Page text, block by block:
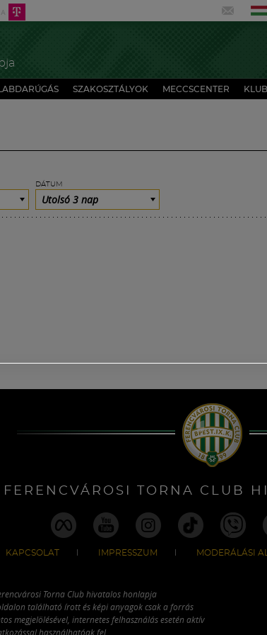
LABDARÚGÁS SZAKOSZTÁLYOK MECCSCENTER KLUB
DÁTUM
Utolsó 3 nap
FERENCVÁROSI TORNA CLUB
KAPCSOLAT IMPRESSZUM MODERÁLÁSI
Torna Club hivatalos honlapja
található írott és képi anyagok csak a forrás
megjelölésével, internetes felhasználás esetén aktív
használhatóak fel.